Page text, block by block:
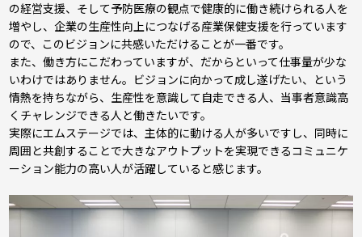
の経営支援、そして予防医療の観点で健康的に働き続けられる人を
増やし、企業の生産性向上につなげる産業保健支援を行っています
ので、このビジョンに共感いただけることが一番です。
また、働き方にこだわっていますが、だからといって仕事量が少な
いわけではありません。ビジョンに向かって成し遂げたい、という
情熱を持ちながら、生産性を意識して自走できる人、当事者意識高
くチャレンジできる人と働きたいです。
実際にエムステージでは、主体的に動ける人が多いですし、同時に
周囲と共創することで大きなアウトプットを実現できるコミュニケ
ーション能力の高い人が活躍していると感じます。